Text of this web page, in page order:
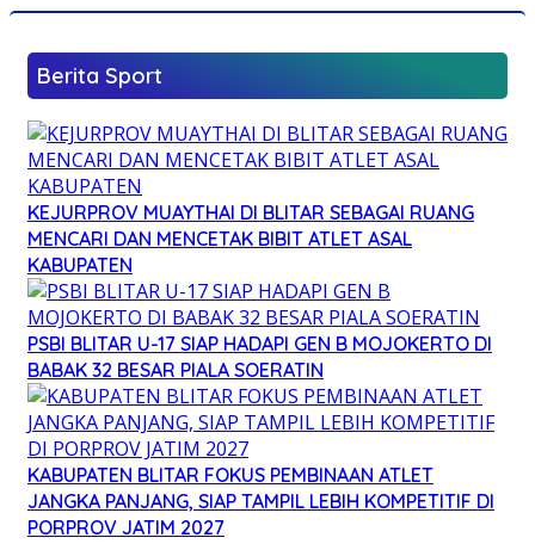
Berita Sport
KEJURPROV MUAYTHAI DI BLITAR SEBAGAI RUANG
MENCARI DAN MENCETAK BIBIT ATLET ASAL
KABUPATEN
PSBI BLITAR U-17 SIAP HADAPI GEN B MOJOKERTO DI
BABAK 32 BESAR PIALA SOERATIN
KABUPATEN BLITAR FOKUS PEMBINAAN ATLET
JANGKA PANJANG, SIAP TAMPIL LEBIH KOMPETITIF DI
PORPROV JATIM 2027